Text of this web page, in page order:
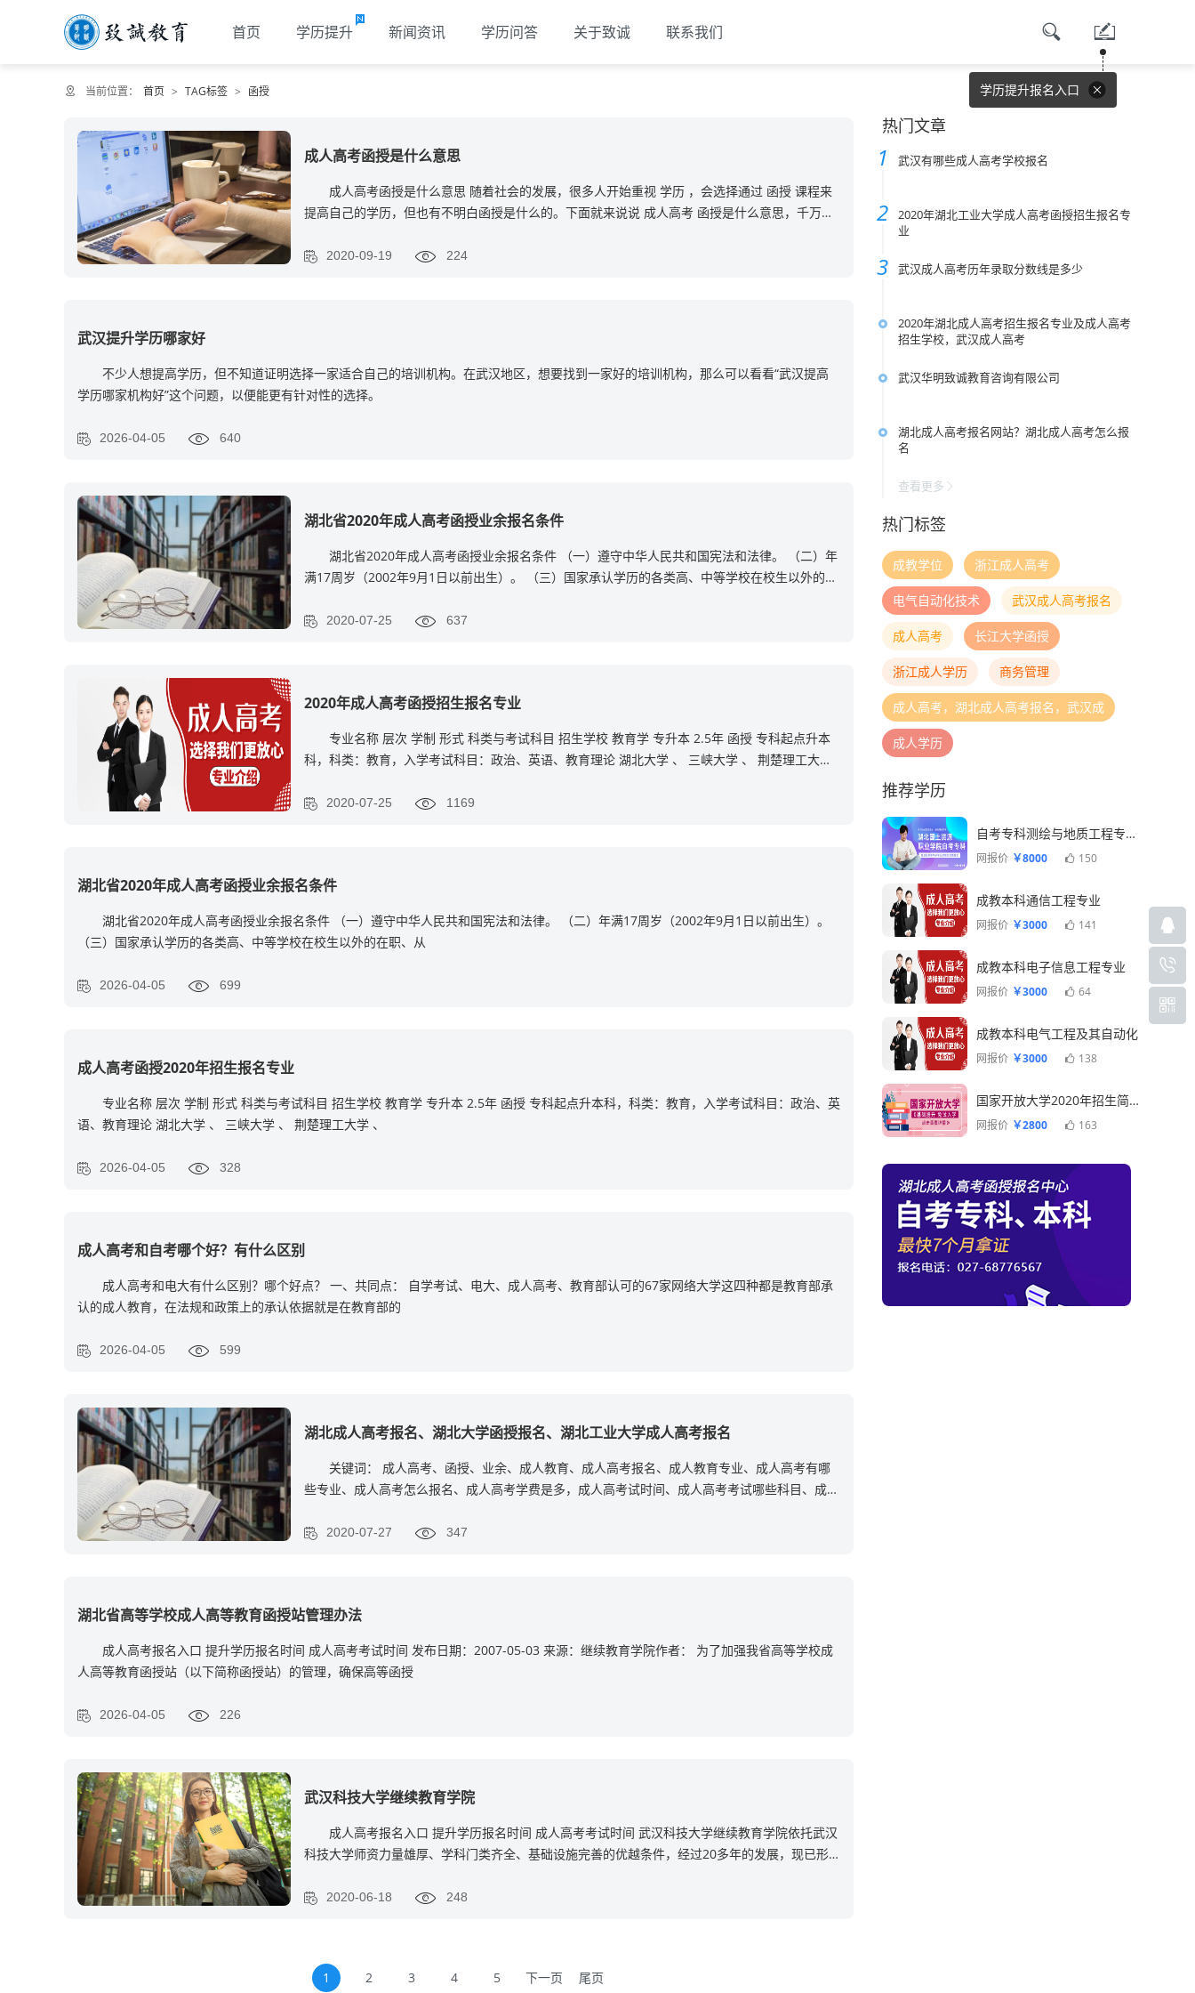
首页 学历提升 新闻资讯 学历问答 关于致诚 联系我们
学历提升报名入口
当前位置： 首页 > TAG标签 > 函授
成人高考函授是什么意思
成人高考函授是什么意思 随着社会的发展，很多人开始重视 学历 ，会选择通过 函授 课程来
提高自己的学历，但也有不明白函授是什么的。下面就来说说 成人高考 函授是什么意思，千万别
2020-09-19 224
武汉提升学历哪家好
不少人想提高学历，但不知道证明选择一家适合自己的培训机构。在武汉地区，想要找到一家好的培训机构，那么可以看看“武汉提高
学历哪家机构好”这个问题，以便能更有针对性的选择。
2026-04-05 640
湖北省2020年成人高考函授业余报名条件
湖北省2020年成人高考函授业余报名条件 （一）遵守中华人民共和国宪法和法律。 （二）年
满17周岁（2002年9月1日以前出生）。 （三）国家承认学历的各类高、中等学校在校生以外的在
2020-07-25 637
2020年成人高考函授招生报名专业
专业名称 层次 学制 形式 科类与考试科目 招生学校 教育学 专升本 2.5年 函授 专科起点升本
科，科类：教育，入学考试科目：政治、英语、教育理论 湖北大学 、 三峡大学 、 荆楚理工大学
2020-07-25 1169
湖北省2020年成人高考函授业余报名条件
湖北省2020年成人高考函授业余报名条件 （一）遵守中华人民共和国宪法和法律。 （二）年满17周岁（2002年9月1日以前出生）。
（三）国家承认学历的各类高、中等学校在校生以外的在职、从
2026-04-05 699
成人高考函授2020年招生报名专业
专业名称 层次 学制 形式 科类与考试科目 招生学校 教育学 专升本 2.5年 函授 专科起点升本科，科类：教育，入学考试科目：政治、英
语、教育理论 湖北大学 、 三峡大学 、 荆楚理工大学 、
2026-04-05 328
成人高考和自考哪个好？有什么区别
成人高考和电大有什么区别？哪个好点？ 一、共同点： 自学考试、电大、成人高考、教育部认可的67家网络大学这四种都是教育部承
认的成人教育，在法规和政策上的承认依据就是在教育部的
2026-04-05 599
湖北成人高考报名、湖北大学函授报名、湖北工业大学成人高考报名
关键词： 成人高考、函授、业余、成人教育、成人高考报名、成人教育专业、成人高考有哪
些专业、成人高考怎么报名、成人高考学费是多，成人高考试时间、成人高考考试哪些科目、成人
2020-07-27 347
湖北省高等学校成人高等教育函授站管理办法
成人高考报名入口 提升学历报名时间 成人高考考试时间 发布日期：2007-05-03 来源：继续教育学院作者： 为了加强我省高等学校成
人高等教育函授站（以下简称函授站）的管理，确保高等函授
2026-04-05 226
武汉科技大学继续教育学院
成人高考报名入口 提升学历报名时间 成人高考考试时间 武汉科技大学继续教育学院依托武汉
科技大学师资力量雄厚、学科门类齐全、基础设施完善的优越条件，经过20多年的发展，现已形
2020-06-18 248
1 2 3 4 5 下一页 尾页
热门文章
武汉有哪些成人高考学校报名
2020年湖北工业大学成人高考函授招生报名专
业
武汉成人高考历年录取分数线是多少
2020年湖北成人高考招生报名专业及成人高考
招生学校，武汉成人高考
武汉华明致诚教育咨询有限公司
湖北成人高考报名网站？湖北成人高考怎么报
名
查看更多
热门标签
成教学位 浙江成人高考
电气自动化技术 武汉成人高考报名
成人高考 长江大学函授
浙江成人学历 商务管理
成人高考，湖北成人高考报名，武汉成
成人学历
推荐学历
自考专科测绘与地质工程专业一年毕业
网报价 ￥8000 150
成教本科通信工程专业
网报价 ￥3000 141
成教本科电子信息工程专业
网报价 ￥3000 64
成教本科电气工程及其自动化
网报价 ￥3000 138
国家开放大学2020年招生简章
网报价 ￥2800 163